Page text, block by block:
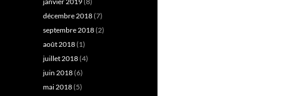
décembre 2018(7)
septembre 2018(2)
août 2018(1)
juillet 2018(4)
juin 2018(6)
mai 2018(5)